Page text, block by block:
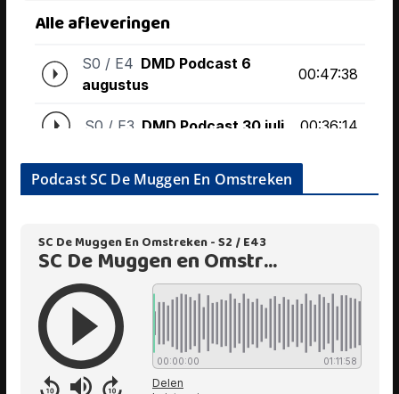
Podcast SC De Muggen En Omstreken